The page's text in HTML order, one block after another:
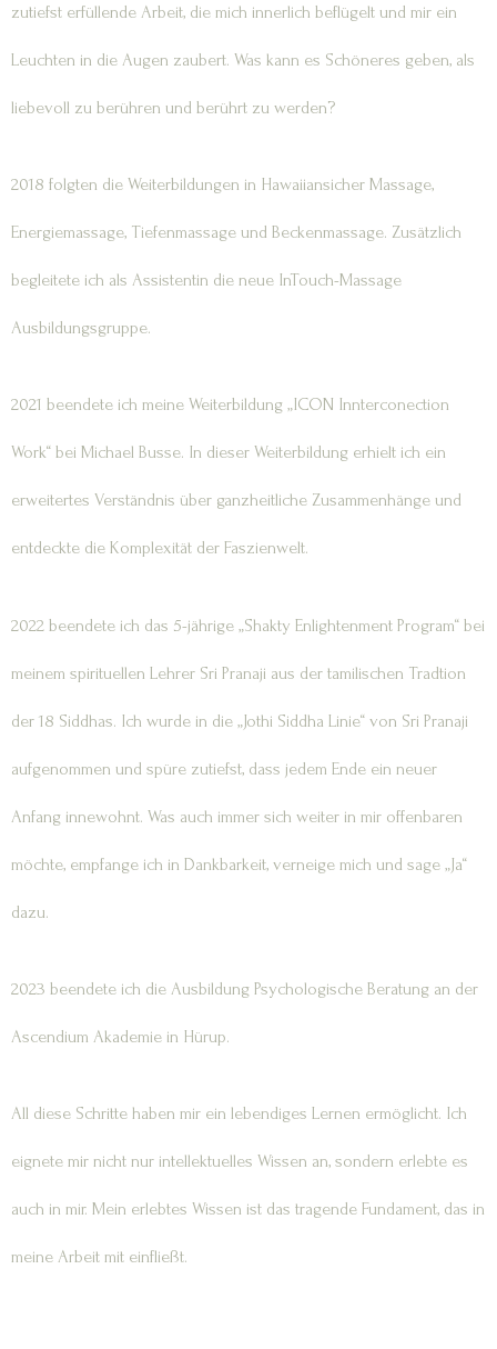
zutiefst erfüllende Arbeit, die mich innerlich beflügelt und mir ein
Leuchten in die Augen zaubert. Was kann es Schöneres geben, als
liebevoll zu berühren und berührt zu werden?
2018 folgten die Weiterbildungen in Hawaiiansicher Massage,
Energiemassage, Tiefenmassage und Beckenmassage. Zusätzlich
begleitete ich als Assistentin die neue InTouch-Massage
Ausbildungsgruppe.
2021 beendete ich meine Weiterbildung „ICON Innterconection
Work“ bei Michael Busse. In dieser Weiterbildung erhielt ich ein
erweitertes Verständnis über ganzheitliche Zusammenhänge und
entdeckte die Komplexität der Faszienwelt.
2022 beendete ich das 5-jährige „Shakty Enlightenment Program“ bei
meinem spirituellen Lehrer Sri Pranaji aus der tamilischen Tradtion
der 18 Siddhas. Ich wurde in die „Jothi Siddha Linie“ von Sri Pranaji
aufgenommen und spüre zutiefst, dass jedem Ende ein neuer
Anfang innewohnt. Was auch immer sich weiter in mir offenbaren
möchte, empfange ich in Dankbarkeit, verneige mich und sage „Ja“
dazu.
2023 beendete ich die Ausbildung Psychologische Beratung an der
Ascendium Akademie in Hürup.
All diese Schritte haben mir ein lebendiges Lernen ermöglicht. Ich
eignete mir nicht nur intellektuelles Wissen an, sondern erlebte es
auch in mir. Mein erlebtes Wissen ist das tragende Fundament, das in
meine Arbeit mit einfließt.